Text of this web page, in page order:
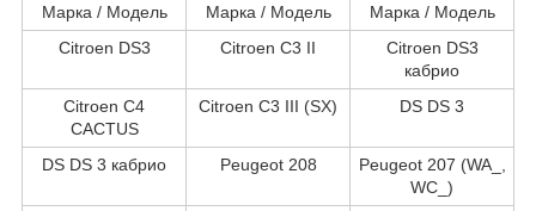
Марка / Модель Марка / Модель
Марка / Модель
Citroen DS3
Citroen C3 II
Citroen DS3
кабрио
Citroen C4
CACTUS
Citroen C3 III (SX) DS DS 3
DS DS 3 кабрио Peugeot 208
Peugeot 207 (WA_,
WC_)